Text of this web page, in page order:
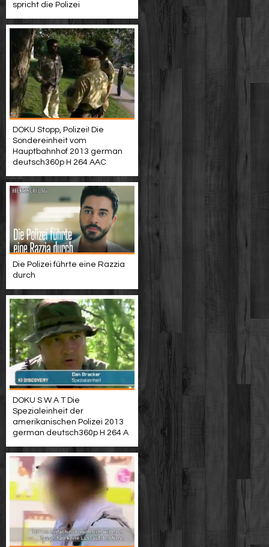
spricht die Polizei
DOKU Stopp, Polizei! Die
Sondereinheit vom
Hauptbahnhof 2013 german
deutsch360p H 264 AAC
Die Polizei führte eine Razzia
durch
DOKU S W A T Die
Spezialeinheit der
amerikanischen Polizei 2013
german deutsch360p H 264 A